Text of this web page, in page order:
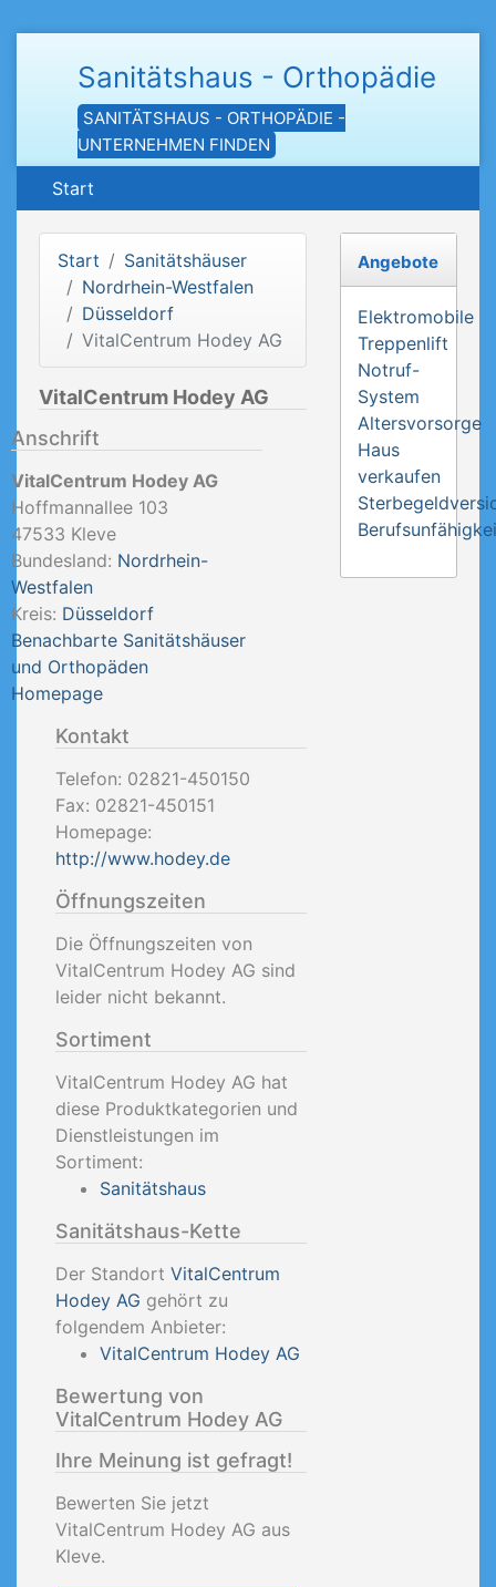
Sanitätshaus - Orthopädie
SANITÄTSHAUS - ORTHOPÄDIE -
UNTERNEHMEN FINDEN
Start
Start
Sanitätshäuser
Nordrhein-Westfalen
Düsseldorf
VitalCentrum Hodey AG
VitalCentrum Hodey AG
Anschrift
VitalCentrum Hodey AG
Hoffmannallee 103
47533 Kleve
Bundesland: Nordrhein-
Westfalen
Kreis: Düsseldorf
Benachbarte Sanitätshäuser
und Orthopäden
Homepage
Kontakt
Telefon: 02821-450150
Fax: 02821-450151
Homepage:
http://www.hodey.de
Öffnungszeiten
Die Öffnungszeiten von
VitalCentrum Hodey AG sind
leider nicht bekannt.
Sortiment
VitalCentrum Hodey AG hat
diese Produktkategorien und
Dienstleistungen im
Sortiment:
Sanitätshaus
Sanitätshaus-Kette
Der Standort VitalCentrum
Hodey AG gehört zu
folgendem Anbieter:
VitalCentrum Hodey AG
Bewertung von
VitalCentrum Hodey AG
Ihre Meinung ist gefragt!
Bewerten Sie jetzt
VitalCentrum Hodey AG aus
Kleve.
Angebote
Elektromobile
Treppenlift
Notruf-
System
Altersvorsorge
Haus
verkaufen